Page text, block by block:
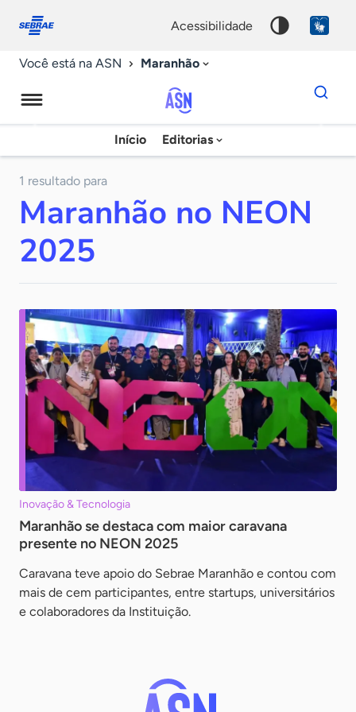
conosco
acessibilidade
Você está na ASN Maranhão
Agência
Sebrae
Notícias
Início Editorias
Dados
para
chave
1 resultado para
Maranhão no NEON
2025
Inovação & Tecnologia
Maranhão se destaca com maior caravana
presente no NEON 2025
Caravana teve apoio do Sebrae Maranhão e contou com
mais de cem participantes, entre startups, universitários
e colaboradores da Instituição.